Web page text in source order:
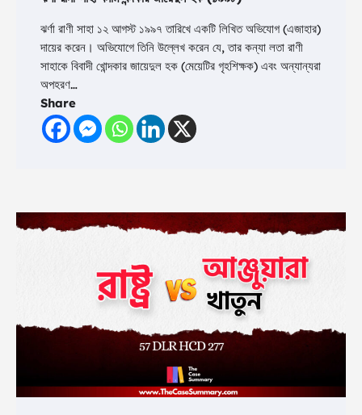
ঝর্ণা রাণী সাহা ১২ আগস্ট ১৯৯৭ তারিখে একটি লিখিত অভিযোগ (এজাহার)
দায়ের করেন। অভিযোগে তিনি উল্লেখ করেন যে, তার কন্যা লতা রাণী
সাহাকে বিবাদী খোন্দকার জায়েদুল হক (মেয়েটির গৃহশিক্ষক) এবং অন্যান্যরা
অপহরণ…
Share